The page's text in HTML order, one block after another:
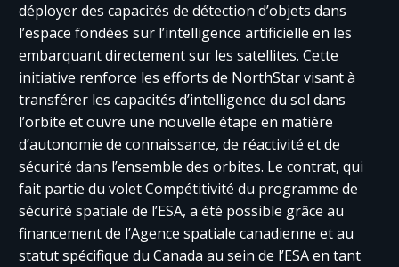
déployer des capacités de détection d’objets dans
l’espace fondées sur l’intelligence artificielle en les
embarquant directement sur les satellites. Cette
initiative renforce les efforts de NorthStar visant à
transférer les capacités d’intelligence du sol dans
l’orbite et ouvre une nouvelle étape en matière
d’autonomie de connaissance, de réactivité et de
sécurité dans l’ensemble des orbites. Le contrat, qui
fait partie du volet Compétitivité du programme de
sécurité spatiale de l’ESA, a été possible grâce au
financement de l’Agence spatiale canadienne et au
statut spécifique du Canada au sein de l’ESA en tant